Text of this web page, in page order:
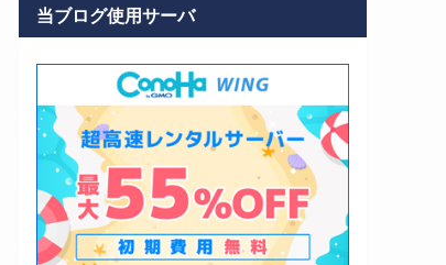
当ブログ使用サーバ